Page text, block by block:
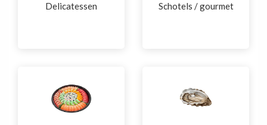
Delicatessen Schotels / gourmet